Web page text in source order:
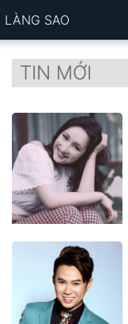
LÀNG SAO
TIN MỚI